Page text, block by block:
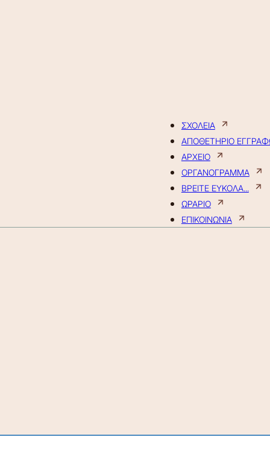
ΣΧΟΛΕΙΑ
ΑΠΟΘΕΤΗΡΙΟ
ΑΡΧΕΙΟ
ΟΡΓΑΝΟΓΡΑΜΜΑ
ΒΡΕΙΤΕ ΕΥΚΟΛΑ...
ΩΡΑΡΙΟ
ΕΠΙΚΟΙΝΩΝΙΑ